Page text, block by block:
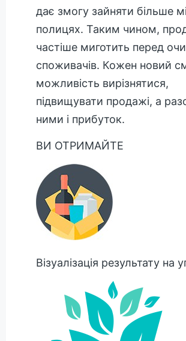
дає змогу зайняти більше
полицях. Таким чином,
частіше миготить перед
споживачів. Кожен новий
можливість вирізнятися,
підвищувати продажі, а
ними і прибуток.
ВИ ОТРИМАЙТЕ
Візуалізація результату на